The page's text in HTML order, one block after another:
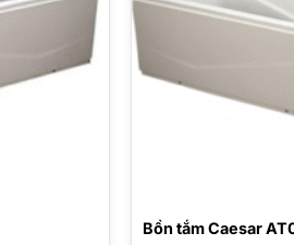
Bồn tắm Caesar